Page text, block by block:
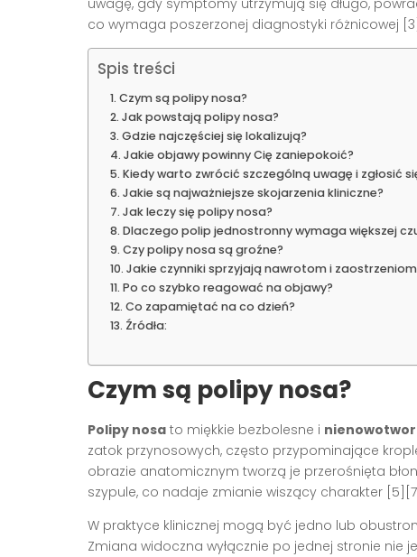
uwagę, gdy symptomy utrzymują się długo,
co wymaga poszerzonej diagnostyki różnicowej
Spis treści
Czym są polipy nosa?
Jak powstają polipy nosa?
Gdzie najczęściej się lokalizują?
Jakie objawy powinny Cię zaniepokoić?
Kiedy warto zwrócić szczególną uwagę i zgłosić
Jakie są najważniejsze skojarzenia kliniczne?
Jak leczy się polipy nosa?
Dlaczego polip jednostronny wymaga większej
Czy polipy nosa są groźne?
Jakie czynniki sprzyjają nawrotom i
Po co szybko reagować na objawy?
Co zapamiętać na co dzień?
Źródła:
Czym są polipy nosa?
Polipy nosa to miękkie bezbolesne i
zatok przynosowych, często przypominające
obrazie anatomicznym tworzą je przerośnięta
szypule, co nadaje zmianie wiszący charakter
W praktyce klinicznej mogą być jedno lub
Zmiana widoczna wyłącznie po jednej stronie nie